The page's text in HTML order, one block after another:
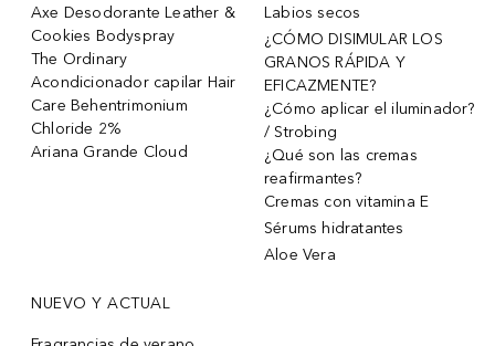
Axe Desodorante Leather &
Cookies Bodyspray
The Ordinary
Acondicionador capilar Hair
Care Behentrimonium
Chloride 2%
Ariana Grande Cloud
Labios secos
¿CÓMO DISIMULAR LOS
GRANOS RÁPIDA Y
EFICAZMENTE?
¿Cómo aplicar el iluminador?
/ Strobing
¿Qué son las cremas
reafirmantes?
Cremas con vitamina E
Sérums hidratantes
Aloe Vera
NUEVO Y ACTUAL